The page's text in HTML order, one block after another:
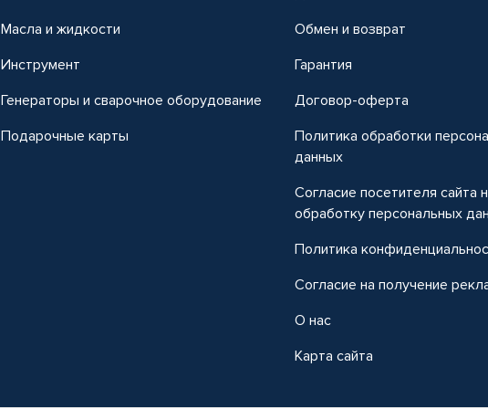
Масла и жидкости
Инструмент
Генераторы и сварочное оборудование
Подарочные карты
Обмен и возврат
Гарантия
Договор-оферта
Политика обработки
данных
Согласие посетителя сайта
обработку персональных
Политика
Согласие на получение
О нас
Карта сайта